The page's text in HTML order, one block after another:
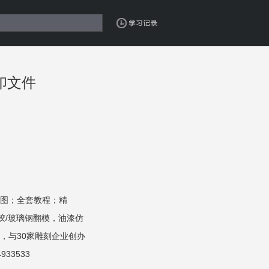
文件
；全套教程；精
/玻璃钢翻模，油漆仿
与30家雕刻企业创办